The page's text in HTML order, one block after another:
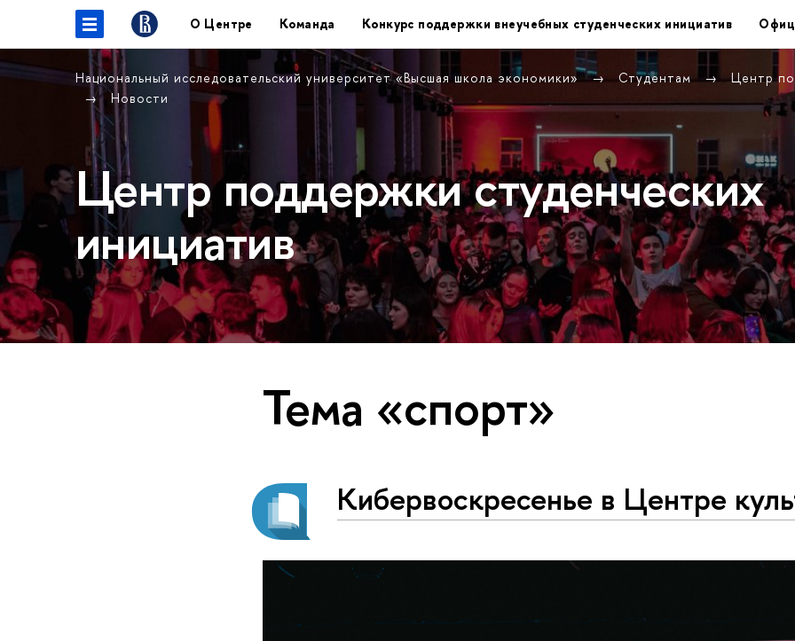
О Центре Команда Конкурс поддержки внеучебных студенческих инициатив
Национальный исследовательский университет «Высшая школа экономики» Студентам
Центр
Новости
Центр поддержки студенческих
инициатив
Тема «спорт»
Кибервоскресенье в Центре